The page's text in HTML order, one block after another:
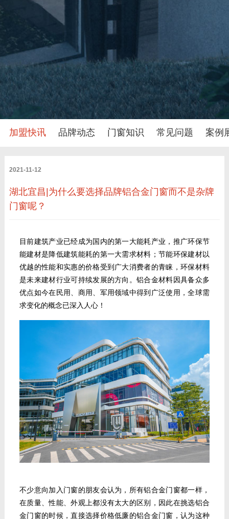
加盟快讯 品牌动态 门窗知识 常见问题 案例
2021-11-12
湖北宜昌|为什么要选择品牌铝合金门窗而不是杂牌
门窗呢？
目前建筑产业已经成为国内的第一大能耗产业，推广环保节
能建材是降低建筑能耗的第一大需求材料；节能环保建材以
优越的性能和实惠的价格受到广大消费者的青睐，环保材料
是未来建材行业可持续发展的方向。铝合金材料因具备众多
优点如今在民用、商用、军用领域中得到广泛使用，全球需
求变化的概念已深入人心！
不少意向加入门窗的朋友会认为，所有铝合金门窗都一样，
在质量、性能、外观上都没有太大的区别，因此在挑选铝合
金门窗的时候，直接选择价格低廉的铝合金门窗，认为这种